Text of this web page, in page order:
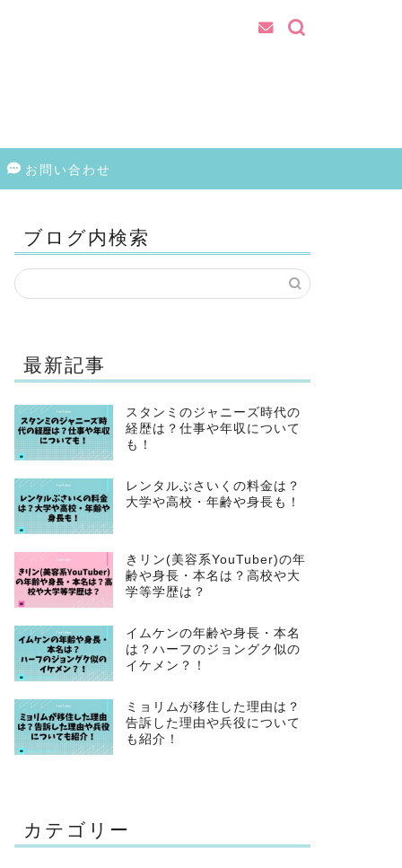
お問い合わせ
ブログ内検索
最新記事
スタンミのジャニーズ時代の
経歴は？仕事や年収について
も！
レンタルぶさいくの料金は？
大学や高校・年齢や身長も！
きリン(美容系YouTuber)の年
齢や身長・本名は？高校や大
学等学歴は？
イムケンの年齢や身長・本名
は？ハーフのジョングク似の
イケメン？！
ミョリムが移住した理由は？
告訴した理由や兵役について
も紹介！
カテゴリー